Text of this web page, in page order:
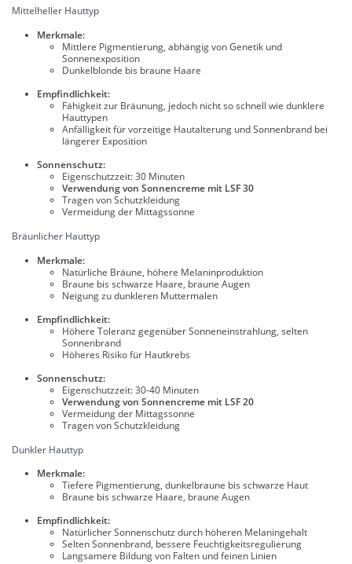
Mittelheller Hauttyp
Merkmale:
Mittlere Pigmentierung, abhängig von Genetik und
Sonnenexposition
Dunkelblonde bis braune Haare
Empfindlichkeit:
Fähigkeit zur Bräunung, jedoch nicht so schnell wie dunklere
Hauttypen
Anfälligkeit für vorzeitige Hautalterung und Sonnenbrand bei
längerer Exposition
Sonnenschutz:
Eigenschutzzeit: 30 Minuten
Verwendung von Sonnencreme mit LSF 30
Tragen von Schutzkleidung
Vermeidung der Mittagssonne
Bräunlicher Hauttyp
Merkmale:
Natürliche Bräune, höhere Melaninproduktion
Braune bis schwarze Haare, braune Augen
Neigung zu dunkleren Muttermalen
Empfindlichkeit:
Höhere Toleranz gegenüber Sonneneinstrahlung, selten
Sonnenbrand
Höheres Risiko für Hautkrebs
Sonnenschutz:
Eigenschutzzeit: 30-40 Minuten
Verwendung von Sonnencreme mit LSF 20
Vermeidung der Mittagssonne
Tragen von Schutzkleidung
Dunkler Hauttyp
Merkmale:
Tiefere Pigmentierung, dunkelbraune bis schwarze Haut
Braune bis schwarze Haare, braune Augen
Empfindlichkeit:
Natürlicher Sonnenschutz durch höheren Melaningehalt
Selten Sonnenbrand, bessere Feuchtigkeitsregulierung
Langsamere Bildung von Falten und feinen Linien